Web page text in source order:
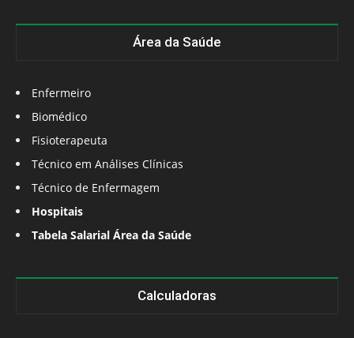
Área da Saúde
Enfermeiro
Biomédico
Fisioterapeuta
Técnico em Análises Clínicas
Técnico de Enfermagem
Hospitais
Tabela Salarial Área da Saúde
Calculadoras